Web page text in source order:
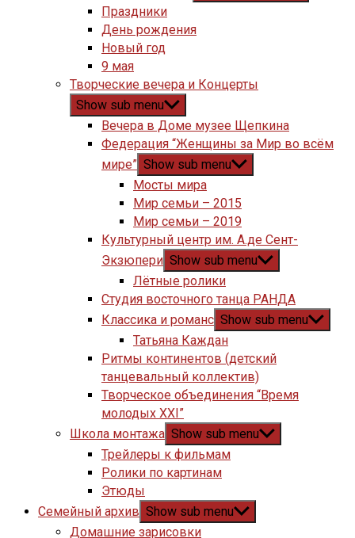
Праздники
День рождения
Новый год
9 мая
Творческие вечера и Концерты
Show sub menu
Вечера в Доме музее Щепкина
Федерация “Женщины за Мир во всём
мире” Show sub menu
Мосты мира
Мир семьи – 2015
Мир семьи – 2019
Культурный центр им. А.де Сент-
Экзюпери Show sub menu
Лётные ролики
Студия восточного танца РАНДА
Классика и романс Show sub menu
Татьяна Каждан
Ритмы континентов (детский
танцевальный коллектив)
Творческое объединения “Время
молодых XXI”
Школа монтажа Show sub menu
Трейлеры к фильмам
Ролики по картинам
Этюды
Семейный архив Show sub menu
Домашние зарисовки